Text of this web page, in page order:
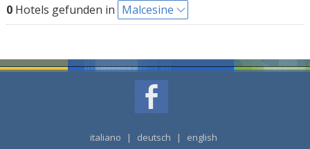
0Hotels gefunden in Malcesine
italiano | deutsch | english